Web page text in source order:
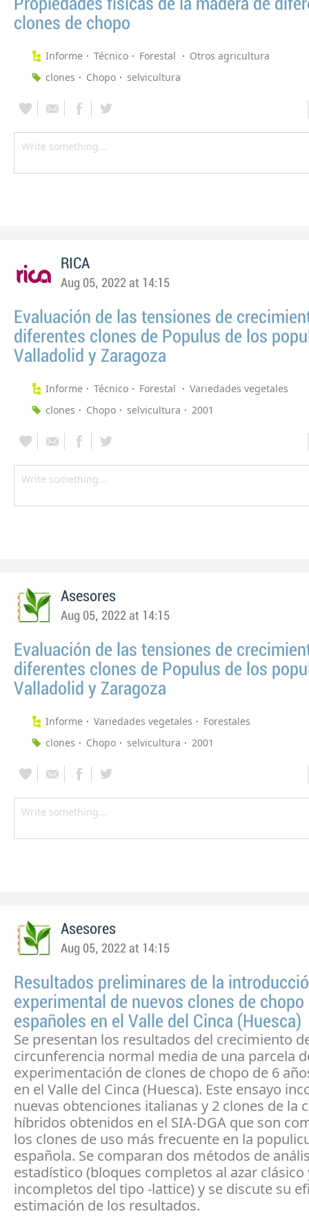
Propiedades físicas de la madera de
clones de chopo
Informe Técnico Forestal
Otros agricultura
clones
Chopo selvicultura
RICA
Aug 05, 2022 at 14:15
Evaluación de las tensiones de
diferentes clones de Populus de los
Valladolid y Zaragoza
Informe Técnico Forestal
Variedades vegetales
clones
Chopo selvicultura 2001
Asesores
Aug 05, 2022 at 14:15
Evaluación de las tensiones de
diferentes clones de Populus de los
Valladolid y Zaragoza
Informe Variedades vegetales
Forestales
clones
Chopo selvicultura 2001
Asesores
Aug 05, 2022 at 14:15
Resultados preliminares de la
experimental de nuevos clones de
españoles en el Valle del Cinca (Huesca)
Se presentan los resultados del crecimiento
circunferencia normal media de una parcela
experimentación de clones de chopo de 6
en el Valle del Cinca (Huesca). Este ensayo
nuevas obtenciones italianas y 2 clones de la
híbridos obtenidos en el SIA-DGA que son
los clones de uso más frecuente en la
española. Se comparan dos métodos de
estadístico (bloques completos al azar clásico
incompletos del tipo -lattice) y se discute su
estimación de los resultados.